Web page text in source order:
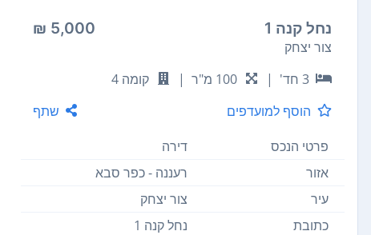
נחל קנה 1 5,000 ₪
צור יצחק
3 חד'
| 100 מ"ר |
קומה 4
הוסף למועדפים
שתף
פרטי הנכס
דירה
אזור
רעננה - כפר סבא
עיר
צור יצחק
כתובת
נחל קנה 1